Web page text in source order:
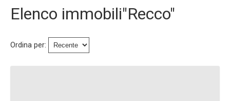
Immobili Preasta
Immobili All'asta
Chi Siamo
Elenco immobili"Recco"
Ordina per: